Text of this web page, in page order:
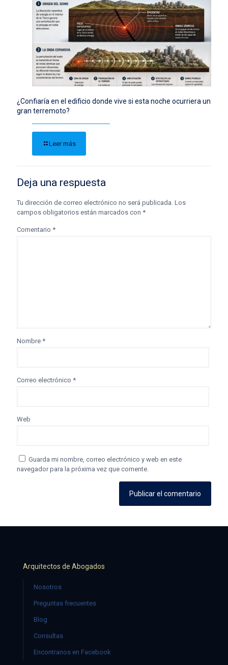
¿Confiaría en el edificio donde vive si esta noche ocurriera un
gran terremoto?
Leer más
Deja una respuesta
Tu dirección de correo electrónico no será publicada. Los
campos obligatorios están marcados con *
Comentario *
Nombre *
Correo electrónico *
Web
Guarda mi nombre, correo electrónico y web en este
navegador para la próxima vez que comente.
Arquitectos de Abogados
Nosotros
Preguntas frecuentes
Blog
Consultas
Encontranos en Facebook